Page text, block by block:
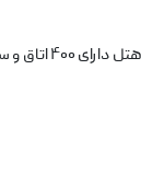
ریکسوس گلف دوحه